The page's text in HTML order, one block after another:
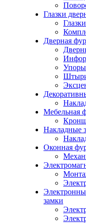
Глазки
Глазки
Дверная
Мебельная
Накладные
Оконная
замки